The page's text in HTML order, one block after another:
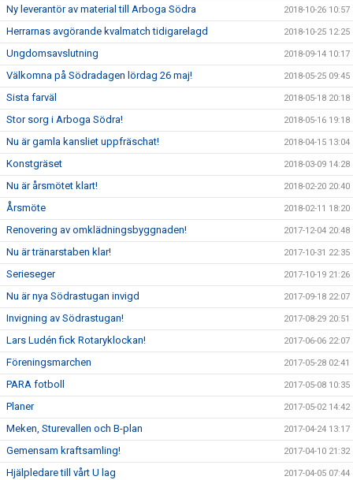
Ny leverantör av material till Arboga Södra 2018-10-26 10:57
Herrarnas avgörande kvalmatch tidigarelagd 2018-10-25 12:25
Ungdomsavslutning 2018-09-14 10:17
Välkomna på Södradagen lördag 26 maj! 2018-05-25 09:45
Sista farväl 2018-05-18 20:18
Stor sorg i Arboga Södra! 2018-05-16 19:18
Nu är gamla kansliet uppfräschat! 2018-04-15 13:04
Konstgräset 2018-03-09 14:28
Nu är årsmötet klart! 2018-02-20 20:40
Årsmöte 2018-02-11 18:20
Renovering av omklädningsbyggnaden! 2017-12-04 20:48
Nu är tränarstaben klar! 2017-10-31 22:35
Serieseger 2017-10-19 21:26
Nu är nya Södrastugan invigd 2017-09-18 22:07
Invigning av Södrastugan! 2017-08-29 20:51
Lars Ludén fick Rotaryklockan! 2017-06-06 22:07
Föreningsmarchen 2017-05-28 02:41
PARA fotboll 2017-05-08 10:35
Planer 2017-05-02 14:42
Meken, Sturevallen och B-plan 2017-04-24 13:17
Gemensam kraftsamling! 2017-04-10 21:32
Hjälpledare till vårt U lag 2017-04-05 07:44